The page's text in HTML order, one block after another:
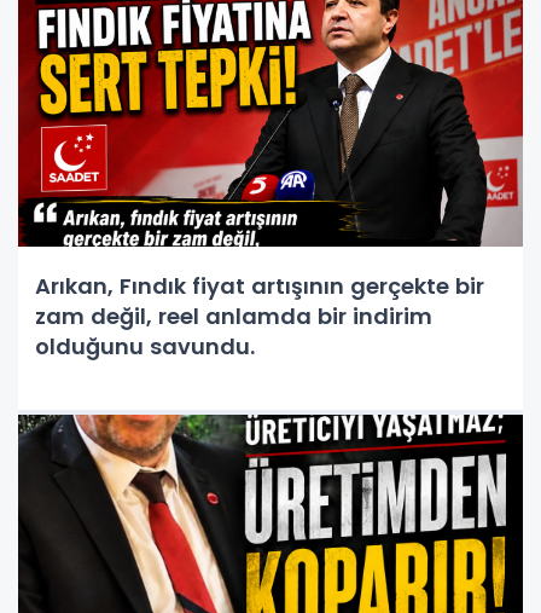
Arıkan, Fındık fiyat artışının gerçekte bir
zam değil, reel anlamda bir indirim
olduğunu savundu.